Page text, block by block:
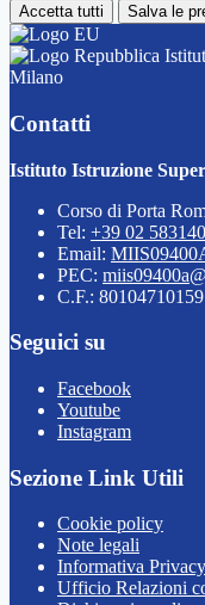
Accetta tutti Salva le
Milano
Contatti
Istituto Istruzione
Corso di Porta
Tel: +39 02
Email:
PEC:
C.F.: 80104710159
Seguici su
Facebook
Youtube
Instagram
Sezione Link Utili
Cookie policy
Note legali
Informativa Privacy
Ufficio Relazioni